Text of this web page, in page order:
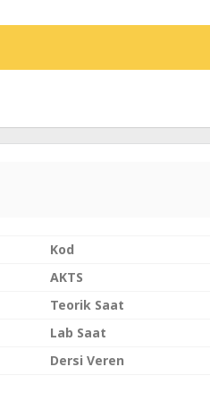
Kod
AKTS
Teorik Saat
Lab Saat
Dersi Veren